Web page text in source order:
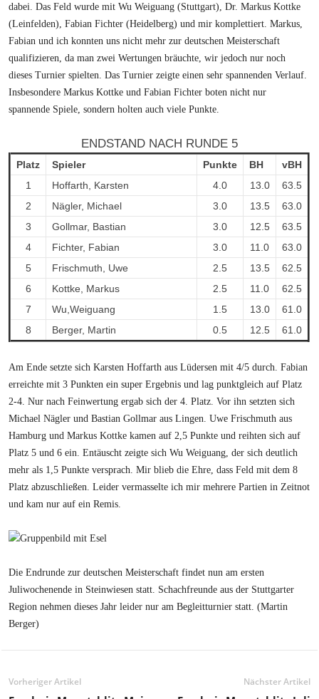
dabei. Das Feld wurde mit Wu Weiguang (Stuttgart), Dr. Markus Kottke
(Leinfelden), Fabian Fichter (Heidelberg) und mir komplettiert. Markus,
Fabian und ich konnten uns nicht mehr zur deutschen Meisterschaft
qualifizieren, da man zwei Wertungen bräuchte, wir jedoch nur noch
dieses Turnier spielten. Das Turnier zeigte einen sehr spannenden Verlauf.
Insbesondere Markus Kottke und Fabian Fichter boten nicht nur
spannende Spiele, sondern holten auch viele Punkte.
ENDSTAND NACH RUNDE 5
Platz Spieler Punkte BH
vBH
1
Hoffarth, Karsten 4.0 13.0
63.5
2
Nägler, Michael 3.0 13.5
63.0
3
Gollmar, Bastian 3.0 12.5
63.5
4
Fichter, Fabian 3.0 11.0
63.0
5
Frischmuth, Uwe 2.5 13.5
62.5
6
Kottke, Markus 2.5 11.0
62.5
7
Wu,Weiguang 1.5 13.0
61.0
8
Berger, Martin 0.5 12.5 61.0
Am Ende setzte sich Karsten Hoffarth aus Lüdersen mit 4/5 durch. Fabian
erreichte mit 3 Punkten ein super Ergebnis und lag punktgleich auf Platz
2-4. Nur nach Feinwertung ergab sich der 4. Platz. Vor ihn setzten sich
Michael Nägler und Bastian Gollmar aus Lingen. Uwe Frischmuth aus
Hamburg und Markus Kottke kamen auf 2,5 Punkte und reihten sich auf
Platz 5 und 6 ein. Entäuscht zeigte sich Wu Weiguang, der sich deutlich
mehr als 1,5 Punkte versprach. Mir blieb die Ehre, dass Feld mit dem 8
Platz abzuschließen. Leider vermasselte ich mir mehrere Partien in Zeitnot
und kam nur auf ein Remis.
Die Endrunde zur deutschen Meisterschaft findet nun am ersten
Juliwochenende in Steinwiesen statt. Schachfreunde aus der Stuttgarter
Region nehmen dieses Jahr leider nur am Begleitturnier statt. (Martin
Berger)
Vorheriger Artikel Nächster Artikel